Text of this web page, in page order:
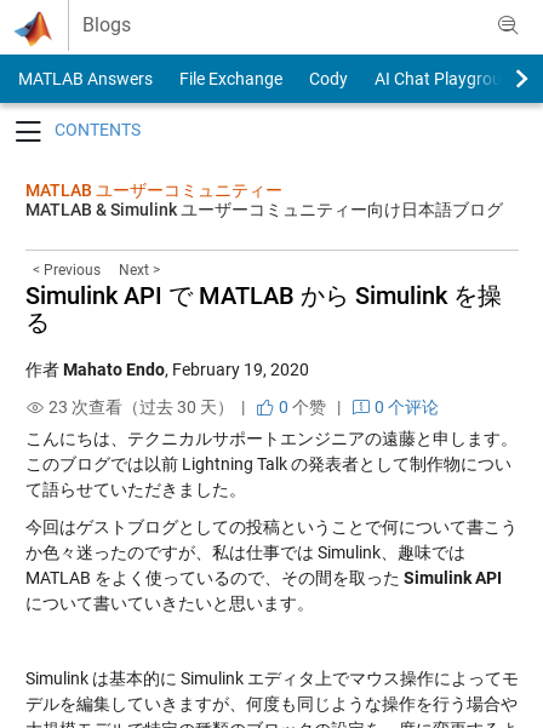
Skip to content
Blogs
MATLAB Answers File Exchange Cody
AI Chat Playground
MATLAB ユーザーコミュニティー
MATLAB & Simulink ユーザーコミュニティー向け日本語ブログ
< Previous Next >
Simulink API で MATLAB から Simulink を操
る
作者Mahato Endo, February 19, 2020
23 次查看（过去 30 天） |
0 个赞|
0 个评论
こんにちは、テクニカルサポートエンジニアの遠藤と申します。
このブログでは以前 Lightning Talk の発表者として制作物につい
て語らせていただきました。
今回はゲストブログとしての投稿ということで何について書こう
か色々迷ったのですが、私は仕事では Simulink、趣味では
MATLAB をよく使っているので、その間を取った Simulink API
について書いていきたいと思います。
Simulink は基本的に Simulink エディタ上でマウス操作によってモ
デルを編集していきますが、何度も同じような操作を行う場合や